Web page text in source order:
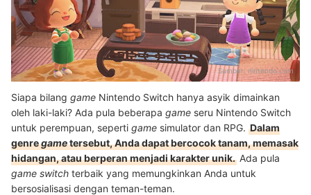
Sumber:nintendo.com
Siapa bilang game Nintendo Switch hanya asyik dimainkan
oleh laki-laki? Ada pula beberapa game seru Nintendo Switch
untuk perempuan, seperti game simulator dan RPG. Dalam
genregametersebut, Anda dapat bercocok tanam, memasak
hidangan, atau berperan menjadi karakter unik. Ada pula
game switch terbaik yang memungkinkan Anda untuk
bersosialisasi dengan teman-teman.